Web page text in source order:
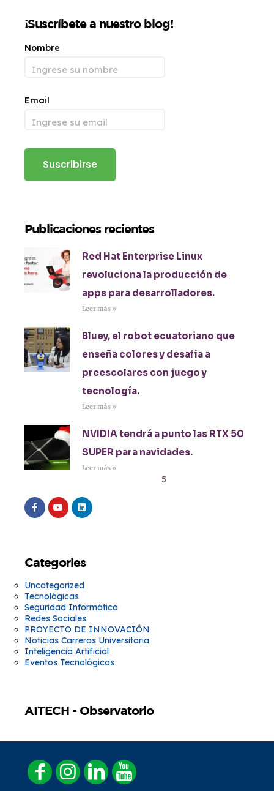
¡Suscríbete a nuestro blog!
Nombre
Email
Publicaciones recientes
Red Hat Enterprise Linux
revoluciona la producción de
apps para desarrolladores.
Leer más »
Bluey, el robot ecuatoriano que
enseña colores y desafía a
preescolares con juego y
tecnología.
Leer más »
NVIDIA tendrá a punto las RTX 50
SUPER para navidades.
Leer más »
5
Categories
Uncategorized
Tecnológicas
Seguridad Informática
Redes Sociales
PROYECTO DE INNOVACIÓN
Noticias Carreras Universitaria
Inteligencia Artificial
Eventos Tecnológicos
AITECH - Observatorio